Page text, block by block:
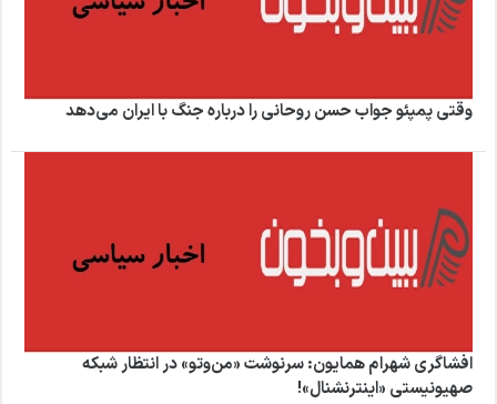
وقتی پمپئو جواب حسن روحانی را درباره جنگ با ایران می‌دهد
افشاگری شهرام همایون: سرنوشت «من‌وتو» در انتظار شبکه
صهیونیستی «اینترنشنال»!